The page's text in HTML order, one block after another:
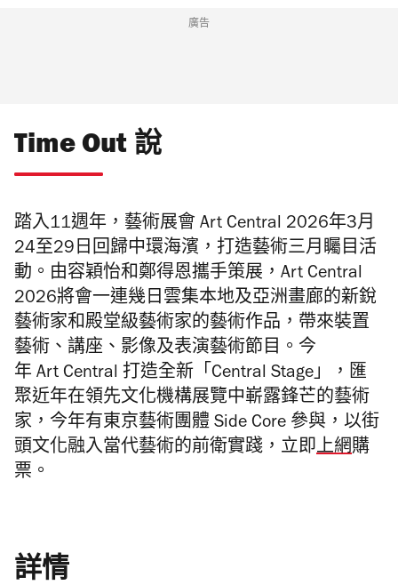
廣告
Time Out 說
踏入11週年，藝術展會 Art Central 2026年3月
24至29日回歸中環海濱，打造藝術三月矚目活
動。由容穎怡和鄭得恩攜手策展，Art Central
2026將會一連幾日雲集本地及亞洲畫廊的新銳
藝術家和殿堂級藝術家的藝術作品，帶來裝置
藝術、講座、影像及表演藝術節目。今
年 Art Central 打造全新「Central Stage」
，匯
聚近年在領先文化機構展覽中嶄露鋒芒的藝術
家，今年有 東京藝術團體 Side Core 參與，以街
頭文化融入當代藝術的前衛實踐， 立即上網購
票。
詳情